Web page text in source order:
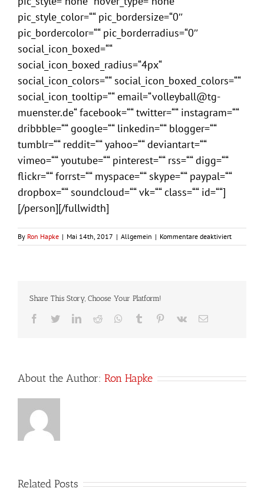
pic_style_color=““ pic_bordersize=“0″
pic_bordercolor=““ pic_borderradius=“0″
social_icon_boxed=““
social_icon_boxed_radius=“4px“
social_icon_colors=““ social_icon_boxed_colors=““
social_icon_tooltip=““ email=“volleyball@tg-
muenster.de“ facebook=““ twitter=““ instagram=““
dribbble=““ google=““ linkedin=““ blogger=““
tumblr=““ reddit=““ yahoo=““ deviantart=““
vimeo=““ youtube=““ pinterest=““ rss=““ digg=““
flickr=““ forrst=““ myspace=““ skype=““ paypal=““
dropbox=““ soundcloud=““ vk=““ class=““ id=““]
[/person][/fullwidth]
By Ron Hapke | Mai 14th, 2017 | Allgemein | Kommentare deaktiviertfür
Erfolgreich
Share This Story, Choose Your Platform!
Facebook
TwitterLinkedIn
Reddit Whatsapp
Tumblr Pinterest
Vk Email
About the Author: Ron Hapke
Related Posts